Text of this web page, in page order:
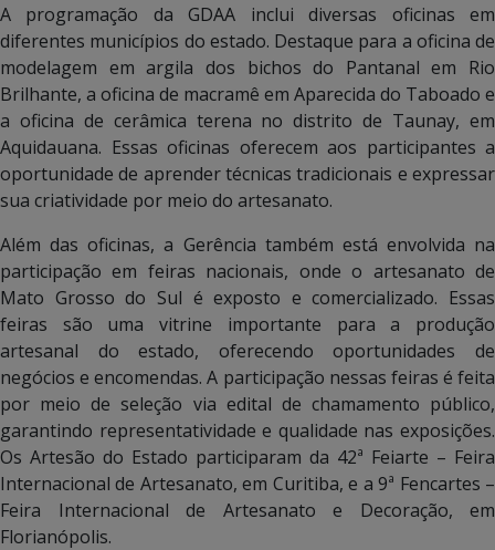
A programação da GDAA inclui diversas oficinas em
diferentes municípios do estado. Destaque para a oficina de
modelagem em argila dos bichos do Pantanal em Rio
Brilhante, a oficina de macramê em Aparecida do Taboado e
a oficina de cerâmica terena no distrito de Taunay, em
Aquidauana. Essas oficinas oferecem aos participantes a
oportunidade de aprender técnicas tradicionais e expressar
sua criatividade por meio do artesanato.
Além das oficinas, a Gerência também está envolvida na
participação em feiras nacionais, onde o artesanato de
Mato Grosso do Sul é exposto e comercializado. Essas
feiras são uma vitrine importante para a produção
artesanal do estado, oferecendo oportunidades de
negócios e encomendas. A participação nessas feiras é feita
por meio de seleção via edital de chamamento público,
garantindo representatividade e qualidade nas exposições.
Os Artesão do Estado participaram da 42ª Feiarte – Feira
Internacional de Artesanato, em Curitiba, e a 9ª Fencartes –
Feira Internacional de Artesanato e Decoração, em
Florianópolis.